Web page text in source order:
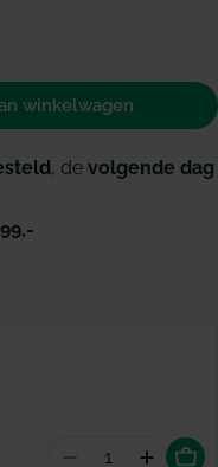
Plus PHD 1,2
Interprox Plus
winkelwagen
, de volgende dag